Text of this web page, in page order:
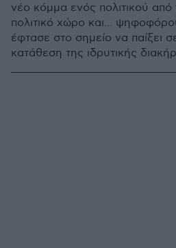
νέο κόμμα ενός πολιτικού
πολιτικό χώρο και...
έφτασε στο σημείο να παίξει
κατάθεση της ιδρυτικής